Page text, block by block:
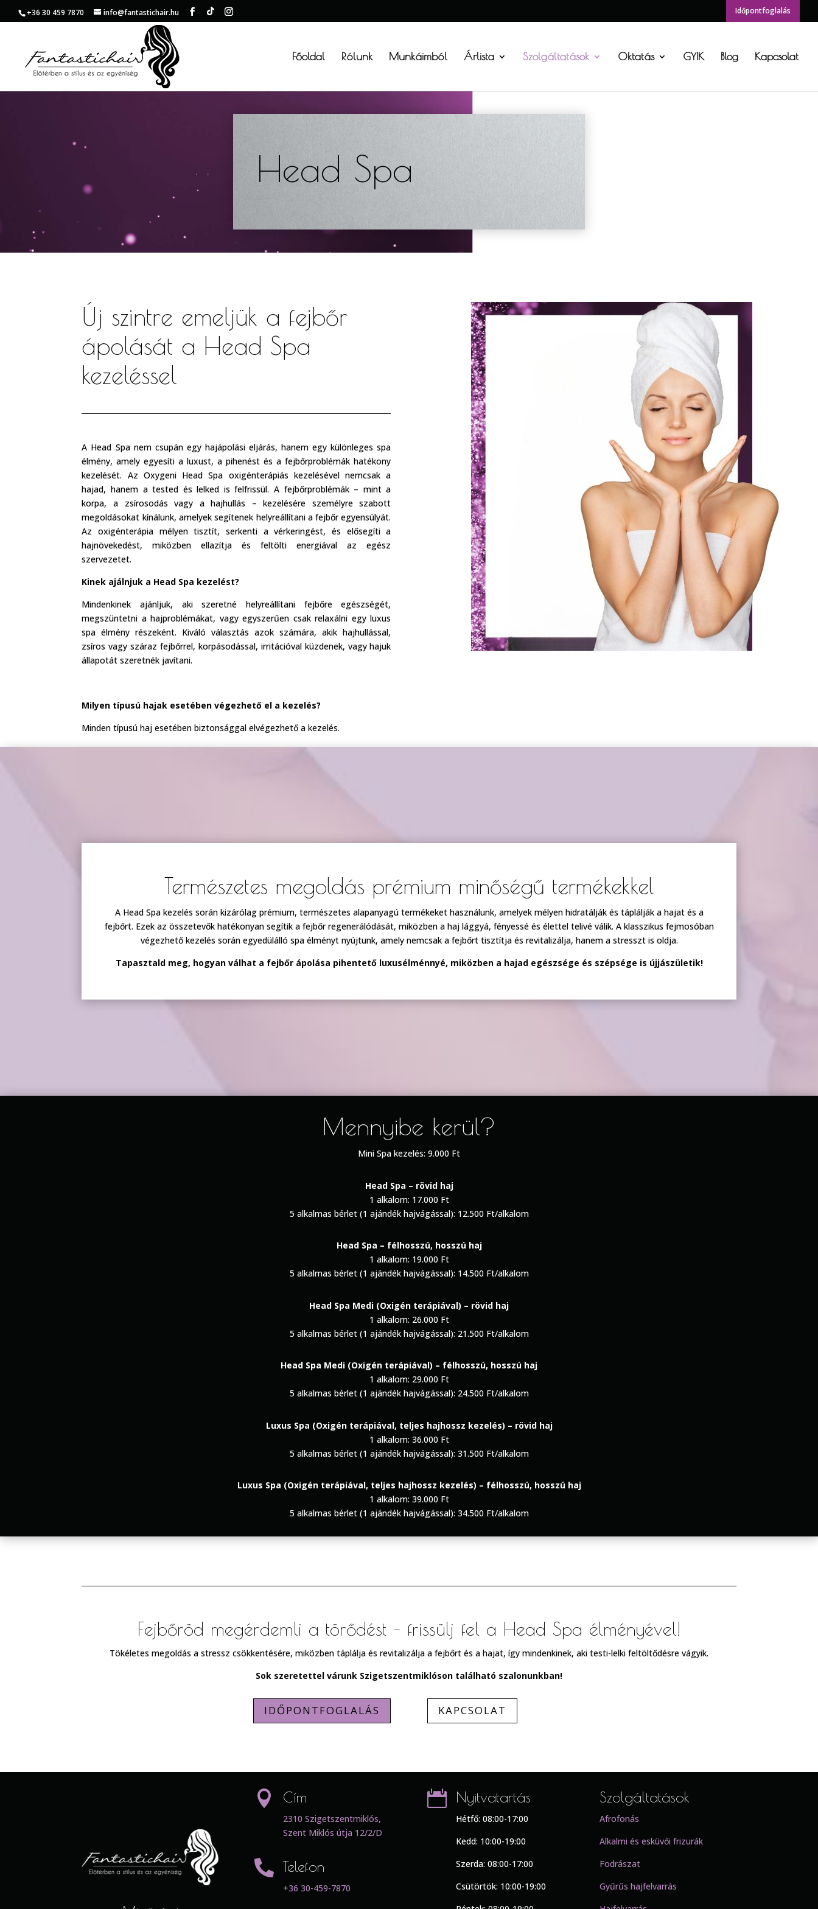
+36 30 459 7870 info@fantastichair.hu Időpontfoglalás
Főoldal Rólunk Munkáimból Árlista Szolgáltatások Oktatás GYIK Blog Kapcsolat
Head Spa
Új szintre emeljük a fejbőr
ápolását a Head Spa
kezeléssel
A Head Spa nem csupán egy hajápolási eljárás, hanem egy különleges spa
élmény, amely egyesíti a luxust, a pihenést és a fejbőrproblémák hatékony
kezelését. Az Oxygeni Head Spa oxigénterápiás kezelésével nemcsak a
hajad, hanem a tested és lelked is felfrissül. A fejbőrproblémák – mint a
korpa, a zsírosodás vagy a hajhullás – kezelésére személyre szabott
megoldásokat kínálunk, amelyek segítenek helyreállítani a fejbőr egyensúlyát.
Az oxigénterápia mélyen tisztít, serkenti a vérkeringést, és elősegíti a
hajnövekedést, miközben ellazítja és feltölti energiával az egész
szervezetet.
Kinek ajálnjuk a Head Spa kezelést?
Mindenkinek ajánljuk, aki szeretné helyreállítani fejbőre egészségét,
megszüntetni a hajproblémákat, vagy egyszerűen csak relaxálni egy luxus
spa élmény részeként. Kiváló választás azok számára, akik hajhullással,
zsíros vagy száraz fejbőrrel, korpásodással, irritációval küzdenek, vagy hajuk
állapotát szeretnék javítani.
Milyen típusú hajak esetében végezhető el a kezelés?
Minden típusú haj esetében biztonsággal elvégezhető a kezelés.
Természetes megoldás prémium minőségű termékekkel
A Head Spa kezelés során kizárólag prémium, természetes alapanyagú termékeket használunk, amelyek mélyen hidratálják és táplálják a hajat és a
fejbőrt. Ezek az összetevők hatékonyan segítik a fejbőr regenerálódását, miközben a haj lággyá, fényessé és élettel telivé válik. A klasszikus fejmosóban
végezhető kezelés során egyedülálló spa élményt nyújtunk, amely nemcsak a fejbőrt tisztítja és revitalizálja, hanem a stresszt is oldja.
Tapasztald meg, hogyan válhat a fejbőr ápolása pihentető luxusélménnyé, miközben a hajad egészsége és szépsége is újjászületik!
Mennyibe kerül?
Mini Spa kezelés: 9.000 Ft
Head Spa – rövid haj
1 alkalom: 17.000 Ft
5 alkalmas bérlet (1 ajándék hajvágással): 12.500 Ft/alkalom
Head Spa – félhosszú, hosszú haj
1 alkalom: 19.000 Ft
5 alkalmas bérlet (1 ajándék hajvágással): 14.500 Ft/alkalom
Head Spa Medi (Oxigén terápiával) – rövid haj
1 alkalom: 26.000 Ft
5 alkalmas bérlet (1 ajándék hajvágással): 21.500 Ft/alkalom
Head Spa Medi (Oxigén terápiával) – félhosszú, hosszú haj
1 alkalom: 29.000 Ft
5 alkalmas bérlet (1 ajándék hajvágással): 24.500 Ft/alkalom
Luxus Spa (Oxigén terápiával, teljes hajhossz kezelés) – rövid haj
1 alkalom: 36.000 Ft
5 alkalmas bérlet (1 ajándék hajvágással): 31.500 Ft/alkalom
Luxus Spa (Oxigén terápiával, teljes hajhossz kezelés) – félhosszú, hosszú haj
1 alkalom: 39.000 Ft
5 alkalmas bérlet (1 ajándék hajvágással): 34.500 Ft/alkalom
Fejbőröd megérdemli a törődést – frissülj fel a Head Spa élményével!
Tökéletes megoldás a stressz csökkentésére, miközben táplálja és revitalizálja a fejbőrt és a hajat, így mindenkinek, aki testi-lelki feltöltődésre vágyik.
Sok szeretettel várunk Szigetszentmiklóson található szalonunkban!
IDŐPONTFOGLALÁS KAPCSOLAT
 Cím
2310 Szigetszentmiklós,
Szent Miklós útja 12/2/D
 Telefon
+36 30-459-7870
 Nyitvatartás
Hétfő: 08:00-17:00
Kedd: 10:00-19:00
Szerda: 08:00-17:00
Csütörtök: 10:00-19:00
Szolgáltatások
Afrofonás
Alkalmi és esküvői frizurák
Fodrászat
Gyűrűs hajfelvarrás